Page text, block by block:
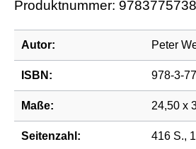
Produktnummer:
Autor: Peter
ISBN: 978-3-
Maße: 24,50 x
Seitenzahl: 416 S.,